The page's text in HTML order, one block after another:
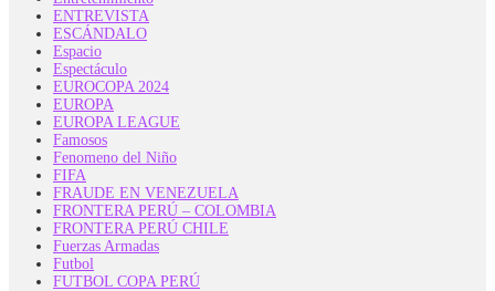
ENTREVISTA
ESCÁNDALO
Espacio
Espectáculo
EUROCOPA 2024
EUROPA
EUROPA LEAGUE
Famosos
Fenomeno del Niño
FIFA
FRAUDE EN VENEZUELA
FRONTERA PERÚ – COLOMBIA
FRONTERA PERÚ CHILE
Fuerzas Armadas
Futbol
FUTBOL COPA PERÚ